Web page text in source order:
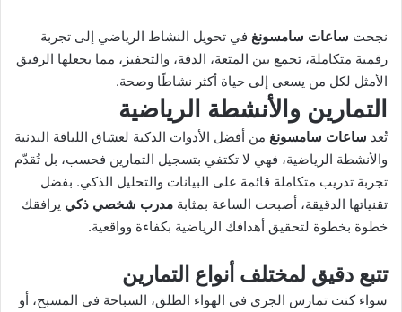
نجحت ساعات سامسونغ في تحويل النشاط الرياضي إلى تجربة
رقمية متكاملة، تجمع بين المتعة، الدقة، والتحفيز، مما يجعلها الرفيق
الأمثل لكل من يسعى إلى حياة أكثر نشاطًا وصحة.
التمارين والأنشطة الرياضية
تُعد ساعات سامسونغ من أفضل الأدوات الذكية لعشاق اللياقة البدنية
والأنشطة الرياضية، فهي لا تكتفي بتسجيل التمارين فحسب، بل تُقدّم
تجربة تدريب متكاملة قائمة على البيانات والتحليل الذكي. بفضل
تقنياتها الدقيقة، أصبحت الساعة بمثابة مدرب شخصي ذكي يرافقك
خطوة بخطوة لتحقيق أهدافك الرياضية بكفاءة وواقعية.
تتبع دقيق لمختلف أنواع التمارين
سواء كنت تمارس الجري في الهواء الطلق، السباحة في المسبح، أو